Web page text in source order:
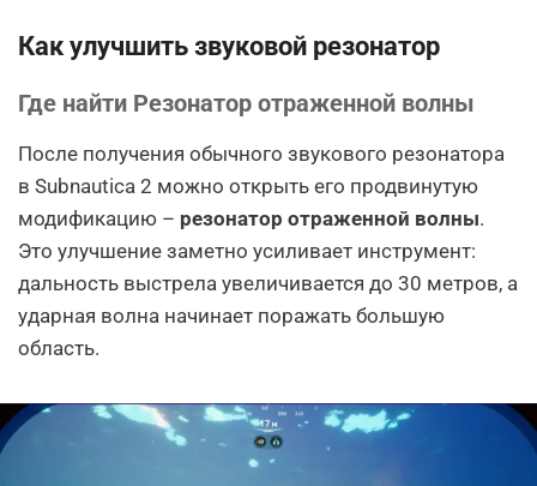
Как улучшить звуковой резонатор
Где найти Резонатор отраженной волны
После получения обычного звукового резонатора
в Subnautica 2 можно открыть его продвинутую
модификацию – резонатор отраженной волны.
Это улучшение заметно усиливает инструмент:
дальность выстрела увеличивается до 30 метров, а
ударная волна начинает поражать большую
область.